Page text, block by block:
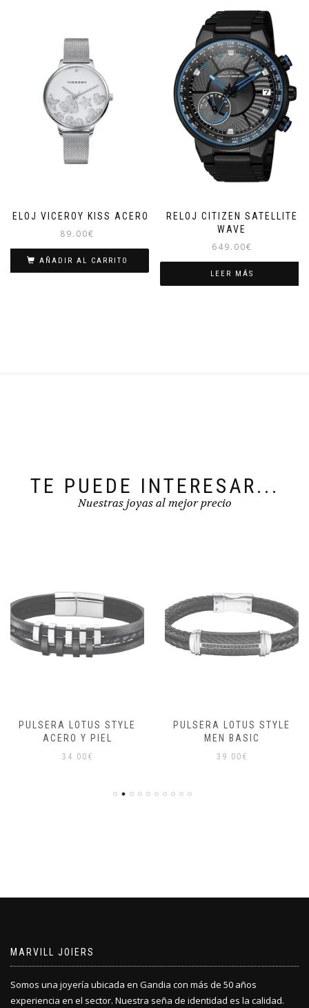
RELOJ VICEROY KISS ACERO
89.00€
AÑADIR AL CARRITO
RELOJ CITIZEN SATELLITE
WAVE
649.00€
LEER MÁS
TE PUEDE INTERESAR...
Nuestras joyas al mejor precio
PULSERA LOTUS STYLE
ACERO Y PIEL
34.00 €
PULSERA LOTUS STYLE
MEN BASIC
39.00 €
MARVILL JOIERS
Somos una joyería ubicada en Gandia con más de 50 años
experiencia en el sector. Nuestra seña de identidad es la calidad.